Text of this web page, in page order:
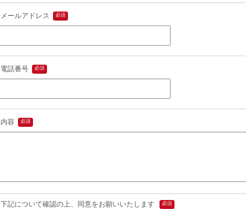
メールアドレス
電話番号
内容
下記について確認の上、同意をお願いいたします